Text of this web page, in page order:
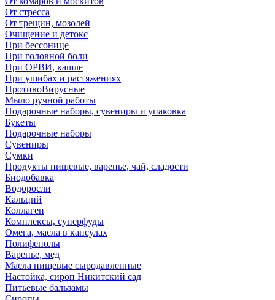
От стресса
От трещин, мозолей
Очищение и детокс
При бессонице
При головной боли
При ОРВИ, кашле
При ушибах и растяжениях
ПротивоВирусные
Мыло ручной работы
Подарочные наборы, сувениры и упаковка
Букеты
Подарочные наборы
Сувениры
Сумки
Продукты пищевые, варенье, чай, сладости
Биодобавка
Водоросли
Кальций
Коллаген
Комплексы, суперфуды
Омега, масла в капсулах
Полифенолы
Варенье, мед
Масла пищевые сыродавленные
Настойка, сироп Никитский сад
Питьевые бальзамы